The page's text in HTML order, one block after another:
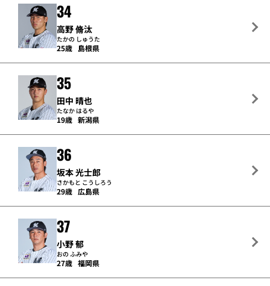
34
高野 脩汰
たかの しゅうた
25歳 島根県
35
田中 晴也
たなか はるや
19歳 新潟県
36
坂本 光士郎
さかもと こうしろう
29歳 広島県
37
小野 郁
おの ふみや
27歳 福岡県